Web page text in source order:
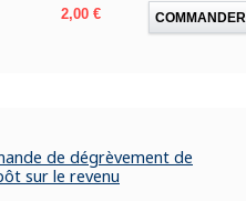
Prix
2,00 € COMMANDER
de dégrèvement de
sur le revenu